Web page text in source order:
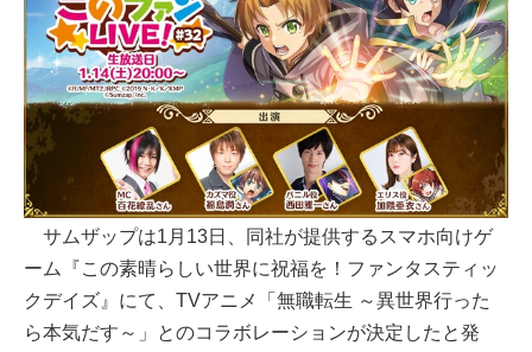
サムザップは1月13日、同社が提供するスマホ向けゲ
ーム『この素晴らしい世界に祝福を！ファンタスティッ
クデイズ』にて、TVアニメ「無職転生 ～異世界行った
ら本気だす～」とのコラボレーションが決定したと発